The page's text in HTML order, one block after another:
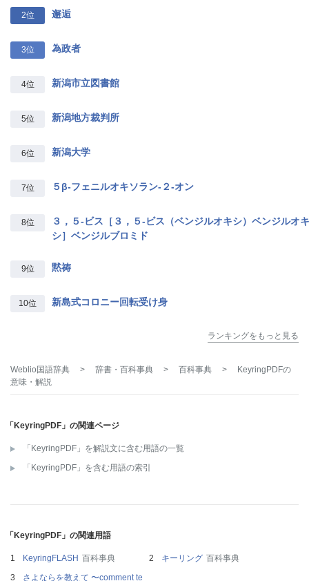
2位 邂逅
3位 為政者
4位 新潟市立図書館
5位 新潟地方裁判所
6位 新潟大学
7位 ５β‐フェニルオキソラン‐２‐オン
8位
３，５‐ビス［３，５‐ビス（ベンジルオキシ）ベンジルオキ
シ］ベンジルブロミド
9位 黙祷
10位 新島式コロニー回転受け身
ランキングをもっと見る
Weblio国語辞典 > 辞書・百科事典 > 百科事典 > KeyringPDFの
意味・解説
「KeyringPDF」の関連ページ
「KeyringPDF」を解説文に含む用語の一覧
「KeyringPDF」を含む用語の索引
「KeyringPDF」の関連用語
KeyringFLASH 百科事典 キーリング 百科事典
さよならを教えて 〜comment te